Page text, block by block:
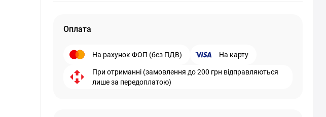
Оплата
На рахунок ФОП (без ПДВ) На карту
При отриманні (замовлення до 200 грн відправляються
лише за передоплатою)